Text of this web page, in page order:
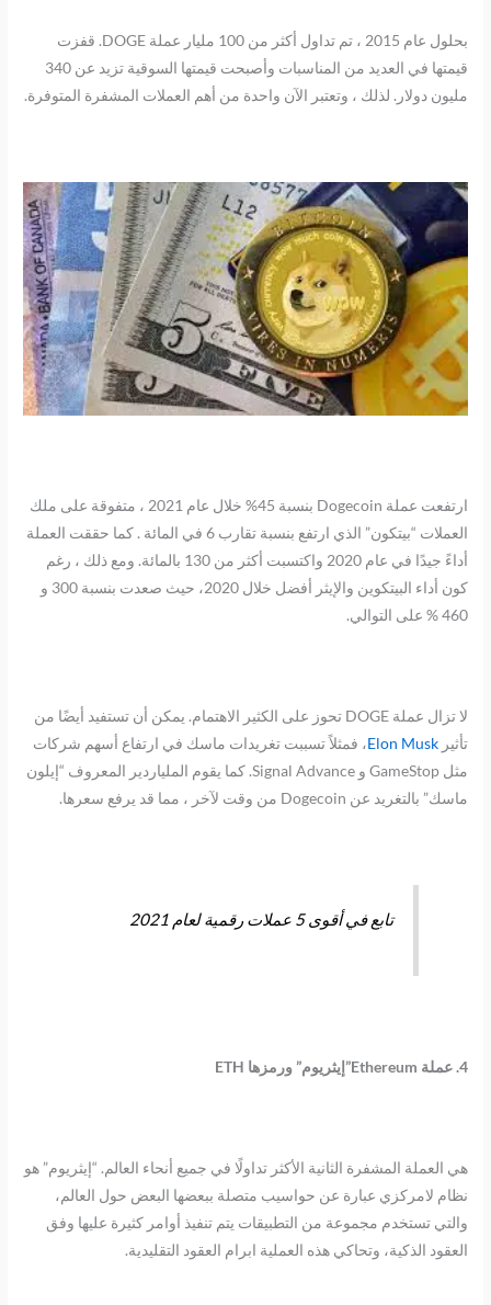
بحلول عام 2015 ، تم تداول أكثر من 100 مليار عملة DOGE. قفزت
قيمتها في العديد من المناسبات وأصبحت قيمتها السوقية تزيد عن 340
مليون دولار. لذلك ، وتعتبر الآن واحدة من أهم العملات المشفرة المتوفرة.
ارتفعت عملة Dogecoin بنسبة 45% خلال عام 2021 ، متفوقة على ملك
العملات “بيتكون” الذي ارتفع بنسبة تقارب 6 في المائة . كما حققت العملة
أداءً جيدًا في عام 2020 واكتسبت أكثر من 130 بالمائة. ومع ذلك ، رغم
كون أداء البيتكوين والإيثر أفضل خلال 2020، حيث صعدت بنسبة 300 و
460 % على التوالي.
لا تزال عملة DOGE تحوز على الكثير الاهتمام. يمكن أن تستفيد أيضًا من
تأثيرElon Musk، فمثلاً تسببت تغريدات ماسك في ارتفاع أسهم شركات
مثل GameStop و Signal Advance. كما يقوم الملياردير المعروف “إيلون
ماسك” بالتغريد عن Dogecoin من وقت لآخر ، مما قد يرفع سعرها.
تابع في أقوى 5 عملات رقمية لعام 2021
4. عملة Ethereum”إيثريوم” ورمزها ETH
هي العملة المشفرة الثانية الأكثر تداولًا في جميع أنحاء العالم. “إيثريوم” هو
نظام لامركزي عبارة عن حواسيب متصلة ببعضها البعض حول العالم،
والتي تستخدم مجموعة من التطبيقات يتم تنفيذ أوامر كثيرة عليها وفق
العقود الذكية، وتحاكي هذه العملية ابرام العقود التقليدية.